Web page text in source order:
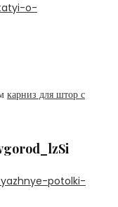
o-
карниз для штор с
potolki-